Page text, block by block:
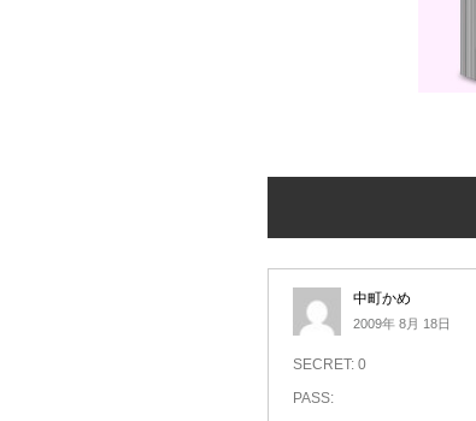
中町かめ
2009年 8月 18日
SECRET: 0
PASS: